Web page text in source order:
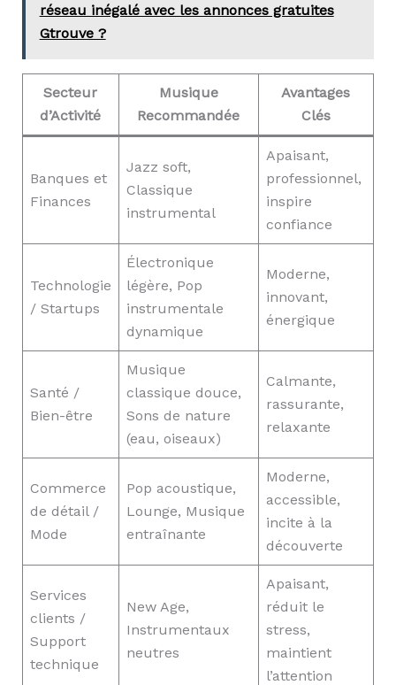
réseau inégalé avec les annonces gratuites
Gtrouve ?
Secteur
d’Activité
Musique
Recommandée
Avantages
Clés
Banques et
Finances
Jazz soft,
Classique
instrumental
Apaisant,
professionnel,
inspire
confiance
Technologie
/ Startups
Électronique
légère, Pop
instrumentale
dynamique
Moderne,
innovant,
énergique
Santé /
Bien-être
Musique
classique douce,
Sons de nature
(eau, oiseaux)
Calmante,
rassurante,
relaxante
Commerce
de détail /
Mode
Pop acoustique,
Lounge, Musique
entraînante
Moderne,
accessible,
incite à la
découverte
Services
clients /
Support
technique
New Age,
Instrumentaux
neutres
Apaisant,
réduit le
stress,
maintient
l’attention